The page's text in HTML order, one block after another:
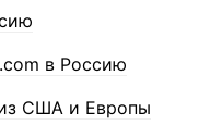
в Россию
США и Европы